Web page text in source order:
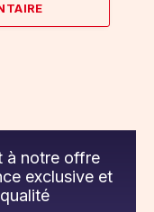
à notre offre
exclusive et